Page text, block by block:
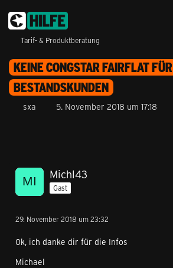
Tarif- & Produktberatung
KEINE CONGSTAR FAIRFLAT FÜR
BESTANDSKUNDEN
sxa 5. November 2018 um 17:18
Michl43
Gast
29. November 2018 um 23:32
0k, ich danke dir für die Infos
Michael